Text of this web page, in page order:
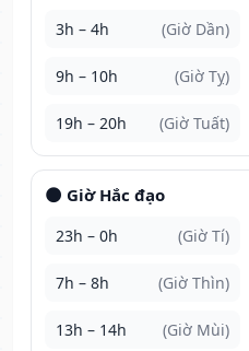
3h – 4h (Giờ Dần)
9h – 10h (Giờ Tỵ)
19h – 20h (Giờ Tuất)
🌑 Giờ Hắc đạo
23h – 0h (Giờ Tí)
7h – 8h (Giờ Thìn)
13h – 14h (Giờ Mùi)